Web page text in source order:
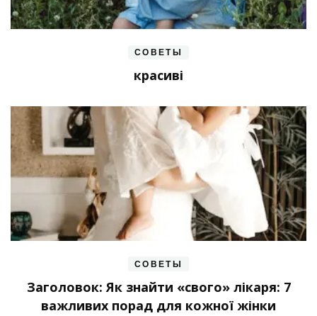
СОВЕТЫ
красиві
СОВЕТЫ
Заголовок: Як знайти «свого» лікаря: 7
важливих порад для кожної жінки